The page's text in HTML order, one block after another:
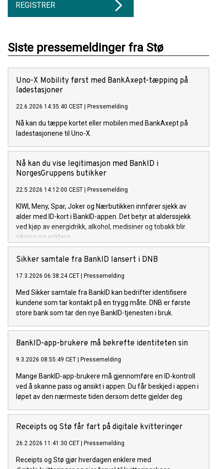
REGISTRER
Siste pressemeldinger fra Stø
Uno-X Mobility først med BankAxept-tæpping på
ladestasjoner
22.6.2026 14:35:40 CEST Pressemelding
Nå kan du tæppe kortet eller mobilen med BankAxept på
ladestasjonene til Uno-X.
Nå kan du vise legitimasjon med BankID i
NorgesGruppens butikker
22.5.2026 14:12:00 CEST Pressemelding
KIWI, Meny, Spar, Joker og Nærbutikken innfører sjekk av
alder med ID-kort i BankID-appen. Det betyr at alderssjekk
ved kjøp av energidrikk, alkohol, medisiner og tobakk blir
sikrere og enklere.
Sikker samtale fra BankID lansert i DNB
17.3.2026 06:38:24 CET Pressemelding
Med Sikker samtale fra BankID kan bedrifter identifisere
kundene som tar kontakt på en trygg måte. DNB er første
store bank som tar den nye BankID-tjenesten i bruk.
BankID-app-brukere må bekrefte identiteten sin
9.3.2026 08:55:49 CET Pressemelding
Mange BankID-app-brukere må gjennomføre en ID-kontroll
ved å skanne pass og ansikt i appen. Du får beskjed i appen i
løpet av den nærmeste tiden dersom dette gjelder deg.
Receipts og Stø får fart på digitale kvitteringer
26.2.2026 11:41:30 CET Pressemelding
Receipts og Stø gjør hverdagen enklere med